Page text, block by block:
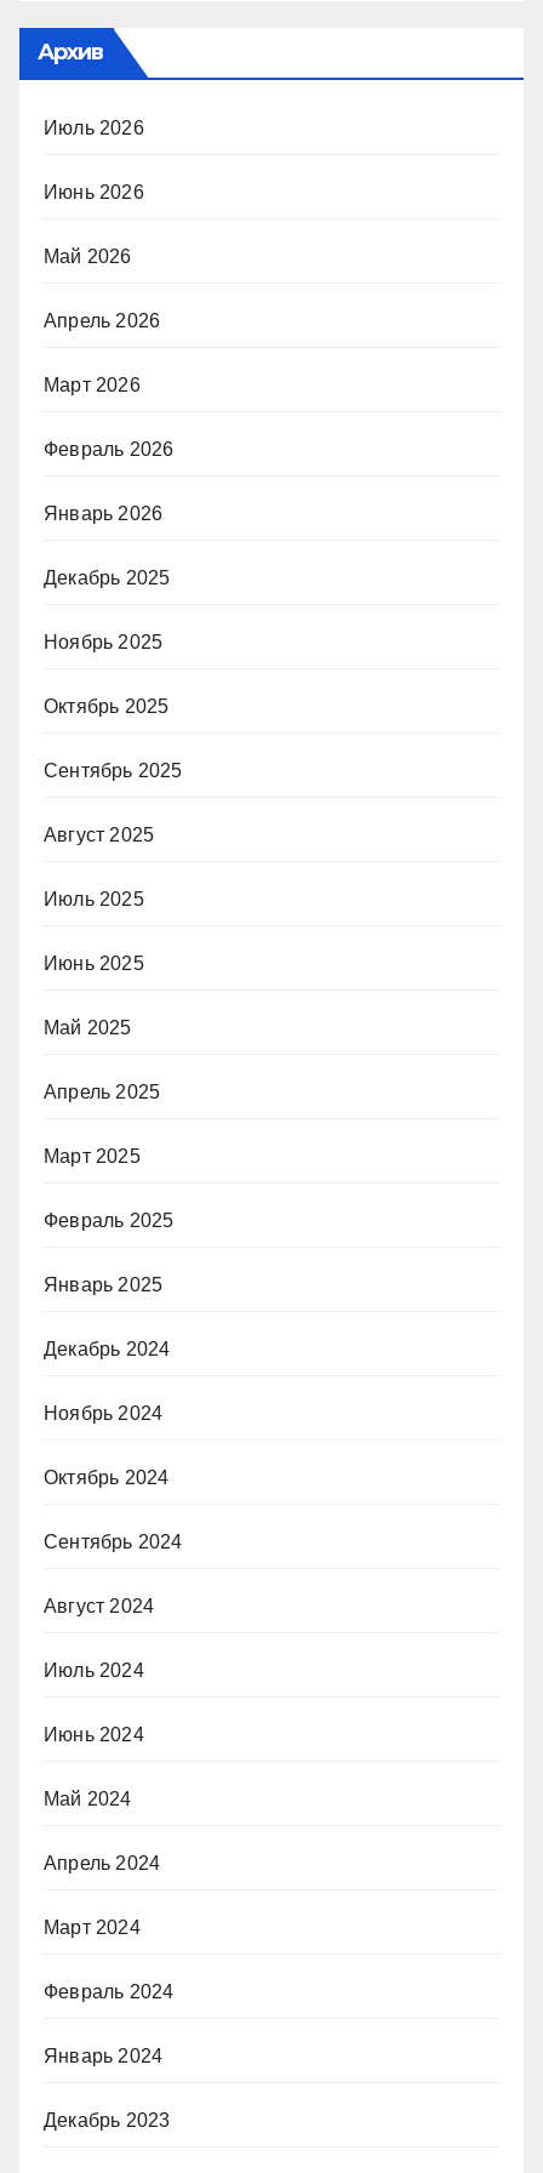
Архив
Июль 2026
Июнь 2026
Май 2026
Апрель 2026
Март 2026
Февраль 2026
Январь 2026
Декабрь 2025
Ноябрь 2025
Октябрь 2025
Сентябрь 2025
Август 2025
Июль 2025
Июнь 2025
Май 2025
Апрель 2025
Март 2025
Февраль 2025
Январь 2025
Декабрь 2024
Ноябрь 2024
Октябрь 2024
Сентябрь 2024
Август 2024
Июль 2024
Июнь 2024
Май 2024
Апрель 2024
Март 2024
Февраль 2024
Январь 2024
Декабрь 2023